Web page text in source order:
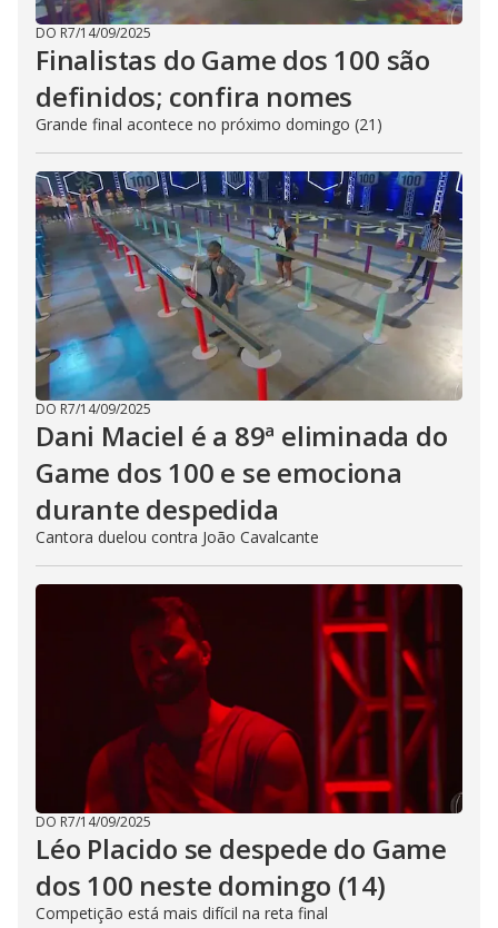
DO R7/14/09/2025
Finalistas do Game dos 100 são
definidos; confira nomes
Grande final acontece no próximo domingo (21)
DO R7/14/09/2025
Dani Maciel é a 89ª eliminada do
Game dos 100 e se emociona
durante despedida
Cantora duelou contra João Cavalcante
DO R7/14/09/2025
Léo Placido se despede do Game
dos 100 neste domingo (14)
Competição está mais difícil na reta final